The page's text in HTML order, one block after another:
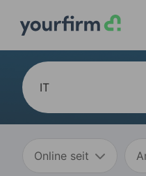
Online seit